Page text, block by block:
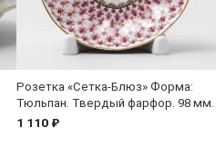
Розетка «Сетка-Блюз» Форма:
Тюльпан. Твердый фарфор. 98 мм.
1 110 ₽